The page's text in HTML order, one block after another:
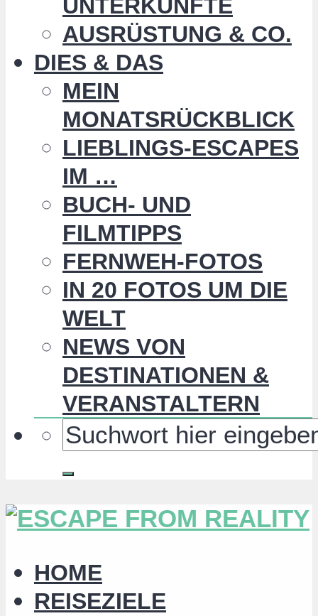
UNTERKÜNFTE
AUSRÜSTUNG & CO.
DIES & DAS
MEIN
MONATSRÜCKBLICK
LIEBLINGS-ESCAPES
IM …
BUCH- UND
FILMTIPPS
FERNWEH-FOTOS
IN 20 FOTOS UM DIE
WELT
NEWS VON
DESTINATIONEN &
VERANSTALTERN
HOME
REISEZIELE